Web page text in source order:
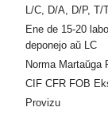
L/C, D/A, D/P, T/
Ene de 15-20
deponejo aŭ LC
Norma Martaŭga
CIF CFR FOB
Provizu